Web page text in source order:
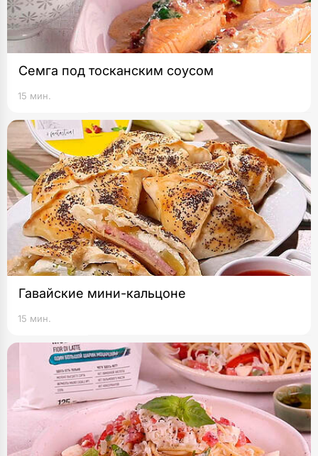
Семга под тосканским соусом
15 мин.
Гавайские мини-кальцоне
15 мин.